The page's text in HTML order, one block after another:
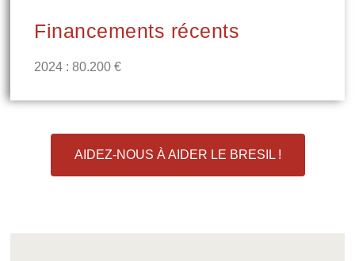
Financements récents
2024 : 80.200 €
AIDEZ-NOUS À AIDER LE BRESIL !